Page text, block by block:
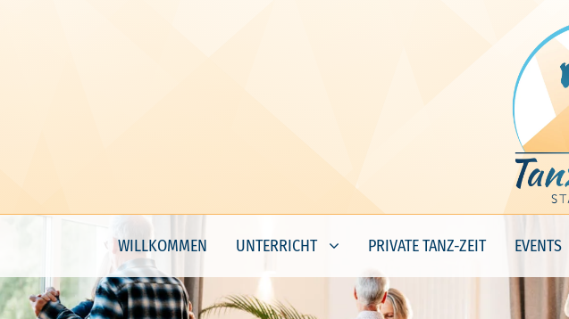
WILLKOMMEN UNTERRICHT PRIVATE TANZ-ZEIT EVENTS